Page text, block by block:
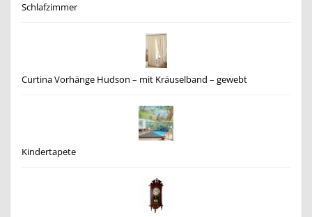
Schlafzimmer
Curtina Vorhänge Hudson – mit Kräuselband – gewebt
Kindertapete